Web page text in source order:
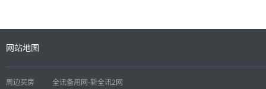
网站地图
周边买房 全讯备用网-新全讯2网